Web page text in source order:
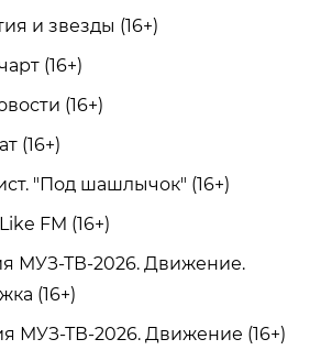
и звезды (16+)
(16+)
(16+)
(16+)
"Под шашлычок" (16+)
FM (16+)
МУЗ-ТВ-2026. Движение.
(16+)
МУЗ-ТВ-2026. Движение (16+)